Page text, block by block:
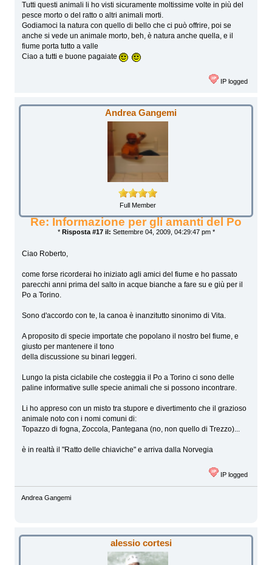
Tutti questi animali li ho visti sicuramente moltissime volte in più del
pesce morto o del ratto o altri animali morti.
Godiamoci la natura con quello di bello che ci può offrire, poi se
anche si vede un animale morto, beh, è natura anche quella, e il
fiume porta tutto a valle
Ciao a tutti e buone pagaiate
IP logged
Andrea Gangemi
Full Member
Re: Informazione per gli amanti del Po
* Risposta #17 il: Settembre 04, 2009, 04:29:47 pm *
Ciao Roberto,
come forse ricorderai ho iniziato agli amici del fiume e ho passato
parecchi anni prima del salto in acque bianche a fare su e giù per il
Po a Torino.
Sono d'accordo con te, la canoa è inanzitutto sinonimo di Vita.
A proposito di specie importate che popolano il nostro bel fiume, e
giusto per mantenere il tono
della discussione su binari leggeri.
Lungo la pista ciclabile che costeggia il Po a Torino ci sono delle
paline informative sulle specie animali che si possono incontrare.
Li ho appreso con un misto tra stupore e divertimento che il grazioso
animale noto con i nomi comuni di:
Topazzo di fogna, Zoccola, Pantegana (no, non quello di Trezzo)...
è in realtà il "Ratto delle chiaviche" e arriva dalla Norvegia
IP logged
Andrea Gangemi
alessio cortesi